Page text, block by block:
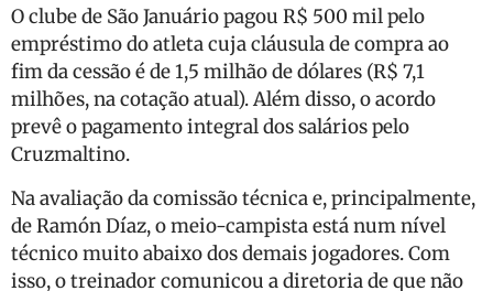
O clube de São Januário pagou R$ 500 mil pelo
empréstimo do atleta cuja cláusula de compra ao
fim da cessão é de 1,5 milhão de dólares (R$ 7,1
milhões, na cotação atual). Além disso, o acordo
prevê o pagamento integral dos salários pelo
Cruzmaltino.
Na avaliação da comissão técnica e, principalmente,
de Ramón Díaz, o meio-campista está num nível
técnico muito abaixo dos demais jogadores. Com
isso, o treinador comunicou a diretoria de que não